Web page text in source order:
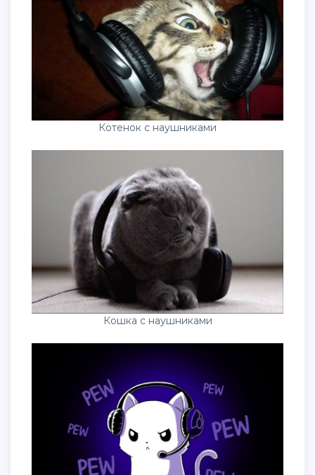
Котенок с наушниками
Кошка с наушниками